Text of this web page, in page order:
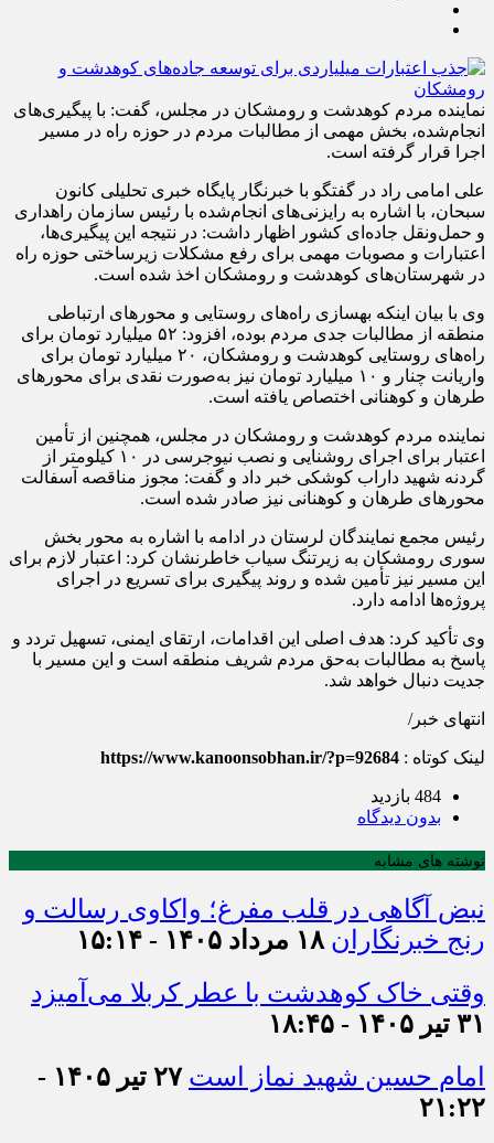
نماینده مردم کوهدشت و رومشکان در مجلس، گفت: با پیگیری‌های
انجام‌شده، بخش مهمی از مطالبات مردم در حوزه راه در مسیر
اجرا قرار گرفته است.
علی امامی راد در گفتگو با خبرنگار پایگاه خبری تحلیلی کانون
سبحان، با اشاره به رایزنی‌های انجام‌شده با رئیس سازمان راهداری
و حمل‌ونقل جاده‌ای کشور اظهار داشت: در نتیجه این پیگیری‌ها،
اعتبارات و مصوبات مهمی برای رفع مشکلات زیرساختی حوزه راه
در شهرستان‌های کوهدشت و رومشکان اخذ شده است.
وی با بیان اینکه بهسازی راه‌های روستایی و محورهای ارتباطی
منطقه از مطالبات جدی مردم بوده، افزود: ۵۲ میلیارد تومان برای
راه‌های روستایی کوهدشت و رومشکان، ۲۰ میلیارد تومان برای
واریانت چنار و ۱۰ میلیارد تومان نیز به‌صورت نقدی برای محورهای
طرهان و کوهنانی اختصاص یافته است.
نماینده مردم کوهدشت و رومشکان در مجلس، همچنین از تأمین
اعتبار برای اجرای روشنایی و نصب نیوجرسی در ۱۰ کیلومتر از
گردنه شهید داراب کوشکی خبر داد و گفت: مجوز مناقصه آسفالت
محورهای طرهان و کوهنانی نیز صادر شده است.
رئیس مجمع نمایندگان لرستان در ادامه با اشاره به محور بخش
سوری رومشکان به زیرتنگ سیاب خاطرنشان کرد: اعتبار لازم برای
این مسیر نیز تأمین شده و روند پیگیری برای تسریع در اجرای
پروژه‌ها ادامه دارد.
وی تأکید کرد: هدف اصلی این اقدامات، ارتقای ایمنی، تسهیل تردد و
پاسخ به مطالبات به‌حق مردم شریف منطقه است و این مسیر با
جدیت دنبال خواهد شد.
انتهای خبر/
لینک کوتاه : https://www.kanoonsobhan.ir/?p=92684
484 بازدید
بدون دیدگاه
نوشته های مشابه
نبض آگاهی در قلب مفرغ؛ واکاوی رسالت و
رنج خبرنگاران ۱۸ مرداد ۱۴۰۵ - ۱۵:۱۴
وقتی خاک کوهدشت با عطر کربلا می‌آمیزد
۳۱ تیر ۱۴۰۵ - ۱۸:۴۵
امام حسین شهید نماز است
۲۷ تیر ۱۴۰۵ -
۲۱:۲۲